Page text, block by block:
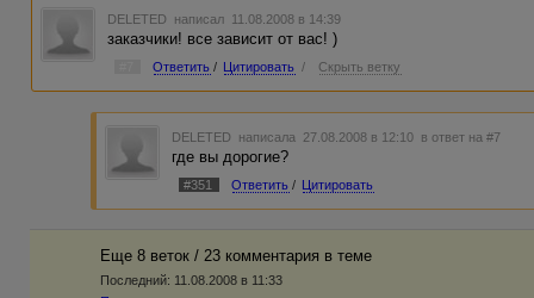
DELETED написал 11.08.2008 в 14:39
заказчики! все зависит от вас! )
Ответить / Цитировать / Скрыть ветку
DELETED написала 27.08.2008 в 12:10 в ответ на #7
где вы дорогие?
#351 Ответить / Цитировать
Еще 8 веток / 23 комментария в темe
Последний: 11.08.2008 в 11:33